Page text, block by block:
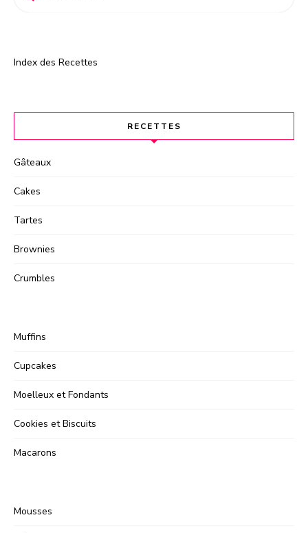
Index des Recettes
RECETTES
Gâteaux
Cakes
Tartes
Brownies
Crumbles
Muffins
Cupcakes
Moelleux et Fondants
Cookies et Biscuits
Macarons
Mousses